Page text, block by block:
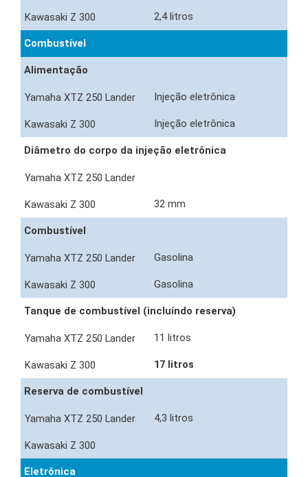
2,4 litros
Combustível
Alimentação
Injeção eletrônica
Injeção eletrônica
Diâmetro do corpo da injeção eletrônica
32 mm
Combustível
Gasolina
Gasolina
Tanque de combustível (incluíndo reserva)
11 litros
17 litros
Reserva de combustível
4,3 litros
Eletrônica